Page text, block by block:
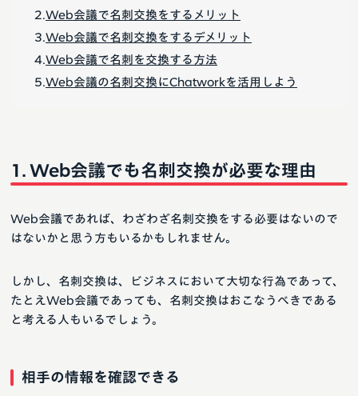
Web会議で名刺交換をするメリット
Web会議で名刺交換をするデメリット
Web会議で名刺を交換する方法
Web会議の名刺交換にChatworkを活用しよう
Web会議でも名刺交換が必要な理由
Web会議であれば、わざわざ名刺交換をする必要はないので
はないかと思う方もいるかもしれません。
しかし、名刺交換は、ビジネスにおいて大切な行為であって、
たとえWeb会議であっても、名刺交換はおこなうべきである
と考える人もいるでしょう。
相手の情報を確認できる